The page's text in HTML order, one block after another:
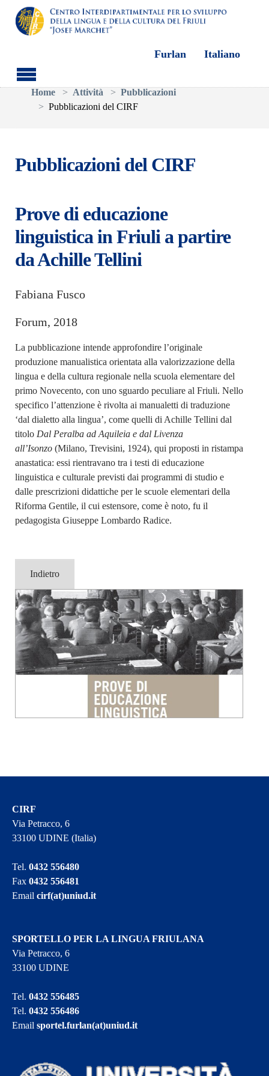
Skip to main content
Furlan Italiano
You are here:
Home
Attività
Pubblicazioni
Pubblicazioni del CIRF
Pubblicazioni del CIRF
Prove di educazione
linguistica in Friuli a partire
da Achille Tellini
Fabiana Fusco
Forum, 2018
La pubblicazione intende approfondire l’originale
produzione manualistica orientata alla valorizzazione della
lingua e della cultura regionale nella scuola elementare del
primo Novecento, con uno sguardo peculiare al Friuli. Nello
specifico l’attenzione è rivolta ai manualetti di traduzione
‘dal dialetto alla lingua’, come quelli di Achille Tellini dal
titolo Dal Peralba ad Aquileia e dal Livenza
all’Isonzo(Milano, Trevisini, 1924), qui proposti in ristampa
anastatica: essi rientravano tra i testi di educazione
linguistica e culturale previsti dai programmi di studio e
dalle prescrizioni didattiche per le scuole elementari della
Riforma Gentile, il cui estensore, come è noto, fu il
pedagogista Giuseppe Lombardo Radice.
Indietro
CIRF
Via Petracco, 6
33100 UDINE (Italia)
Tel.0432 556480
Fax0432 556481
Emailcirf(at)uniud.it
SPORTELLO PER LA LINGUA FRIULANA
Via Petracco, 6
33100 UDINE
Tel.0432 556485
Tel.0432 556486
Emailsportel.furlan(at)uniud.it